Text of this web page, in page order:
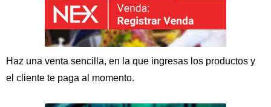
Haz una venta sencilla, en la que ingresas los productos y
el cliente te paga al momento.